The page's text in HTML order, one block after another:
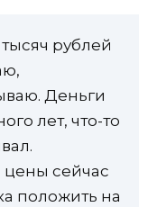
рублей
Деньги
лет, что-то
цены сейчас
положить на